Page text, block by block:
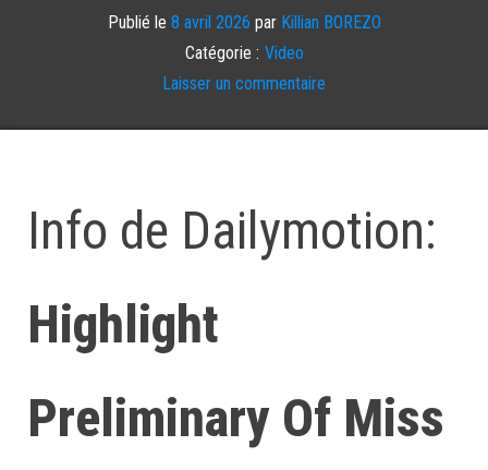
Publié le 8 avril 2026 par Killian BOREZO
Catégorie : Video
Laisser un commentaire
Info de Dailymotion:
Highlight
Preliminary Of Miss